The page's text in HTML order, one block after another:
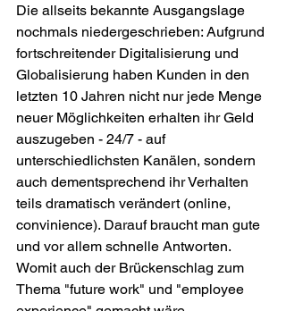
Die allseits bekannte Ausgangslage
nochmals niedergeschrieben: Aufgrund
fortschreitender Digitalisierung und
Globalisierung haben Kunden in den
letzten 10 Jahren nicht nur jede Menge
neuer Möglichkeiten erhalten ihr Geld
auszugeben - 24/7 - auf
unterschiedlichsten Kanälen, sondern
auch dementsprechend ihr Verhalten
teils dramatisch verändert (online,
convinience). Darauf braucht man gute
und vor allem schnelle Antworten.
Womit auch der Brückenschlag zum
Thema "future work" und "employee